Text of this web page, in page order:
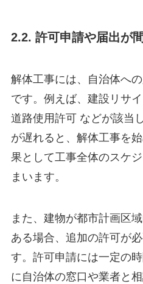
2.2. 許可申請や届出が
解体工事には、自治体へ
です。例えば、建設リサ
道路使用許可 などが該当
が遅れると、解体工事を
果として工事全体のスケ
まいます。
また、建物が都市計画区
ある場合、追加の許可が
す。許可申請には一定の
に自治体の窓口や業者と